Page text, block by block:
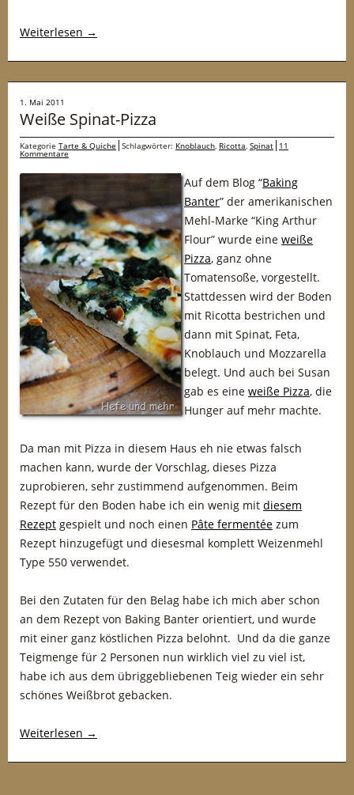
Weiterlesen →
1. Mai 2011
Weiße Spinat-Pizza
Kategorie Tarte & Quiche Schlagwörter: Knoblauch, Ricotta, Spinat 11
Kommentare
Auf dem Blog “Baking
Banter” der amerikanischen
Mehl-Marke “King Arthur
Flour” wurde eine weiße
Pizza, ganz ohne
Tomatensoße, vorgestellt.
Stattdessen wird der Boden
mit Ricotta bestrichen und
dann mit Spinat, Feta,
Knoblauch und Mozzarella
belegt. Und auch bei Susan
gab es eine weiße Pizza, die
Hunger auf mehr machte.
Da man mit Pizza in diesem Haus eh nie etwas falsch
machen kann, wurde der Vorschlag, dieses Pizza
zuprobieren, sehr zustimmend aufgenommen. Beim
Rezept für den Boden habe ich ein wenig mit diesem
Rezept gespielt und noch einen Pâte fermentée zum
Rezept hinzugefügt und diesesmal komplett Weizenmehl
Type 550 verwendet.
Bei den Zutaten für den Belag habe ich mich aber schon
an dem Rezept von Baking Banter orientiert, und wurde
mit einer ganz köstlichen Pizza belohnt. Und da die ganze
Teigmenge für 2 Personen nun wirklich viel zu viel ist,
habe ich aus dem übriggebliebenen Teig wieder ein sehr
schönes Weißbrot gebacken.
Weiterlesen →